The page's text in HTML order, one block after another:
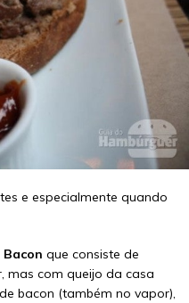
e especialmente quando
que consiste de
mas com queijo da casa
bacon (também no vapor),